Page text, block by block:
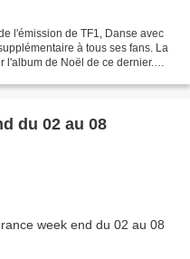
l'émission de TF1, Danse avec
à tous ses fans. La
l'album de Noël de ce dernier.
du 02 au 08